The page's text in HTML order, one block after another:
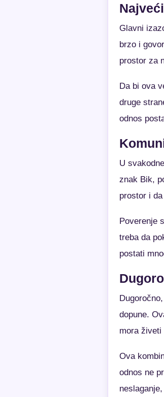
Glavni
brzo i
prostor za
Da bi ova
druge
odnos
U
znak Bik,
prostor i
Poverenje
treba da
postati
dopune.
mora
Ova
odnos ne